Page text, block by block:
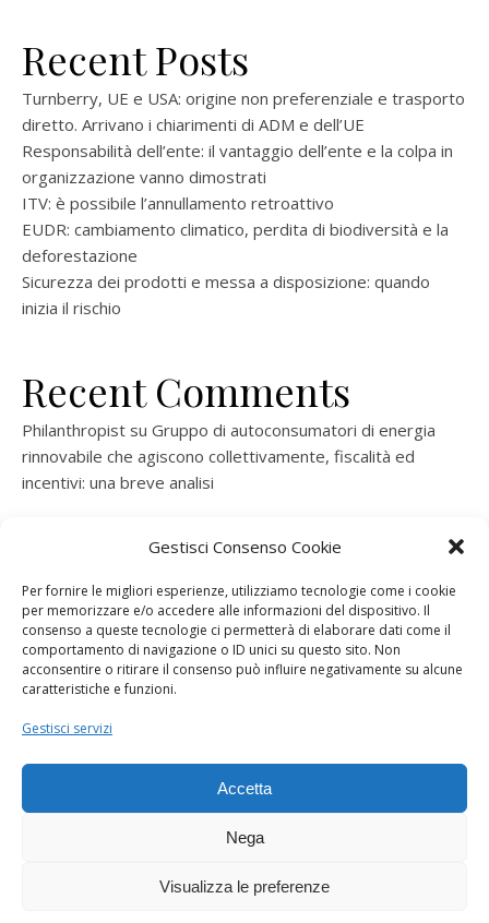
Gestisci Consenso Cookie
Per fornire le migliori esperienze, utilizziamo tecnologie come i cookie
per memorizzare e/o accedere alle informazioni del dispositivo. Il
consenso a queste tecnologie ci permetterà di elaborare dati come il
comportamento di navigazione o ID unici su questo sito. Non
acconsentire o ritirare il consenso può influire negativamente su alcune
caratteristiche e funzioni.
Gestisci servizi
Accetta
Nega
Visualizza le preferenze
Recent Posts
Turnberry, UE e USA: origine non preferenziale e trasporto
diretto. Arrivano i chiarimenti di ADM e dell’UE
Responsabilità dell’ente: il vantaggio dell’ente e la colpa in
organizzazione vanno dimostrati
ITV: è possibile l’annullamento retroattivo
EUDR: cambiamento climatico, perdita di biodiversità e la
deforestazione
Sicurezza dei prodotti e messa a disposizione: quando
inizia il rischio
Recent Comments
Philanthropist su Gruppo di autoconsumatori di energia
rinnovabile che agiscono collettivamente, fiscalità ed
incentivi: una breve analisi
rinnovabile che agiscono collettivamente, fiscalità ed
ramatogelsuGruppo di autoconsumatori di energia
rinnovabile che agiscono collettivamente, fiscalità ed
incentivi: una breve analisi
consorzio per la produzione di energia elettrica
Dogana Sostenibile 2026 ©